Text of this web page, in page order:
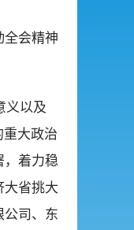
全会精神
义以及
大政治
，着力稳
大省挑大
公司、东